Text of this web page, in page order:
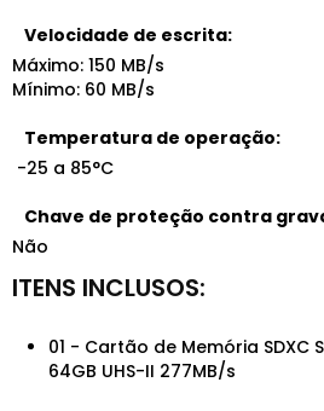
Velocidade de escrita:
Máximo: 150 MB/s
Mínimo: 60 MB/s
Temperatura de operação:
-25 a 85°C
Chave de proteção contra
Não
01 - Cartão de Memória SDXC
64GB UHS-II 277MB/s